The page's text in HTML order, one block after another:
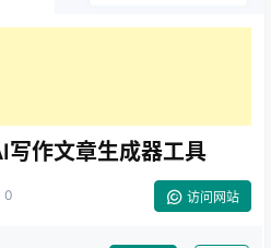
写作文章生成器工具
0 访问网站